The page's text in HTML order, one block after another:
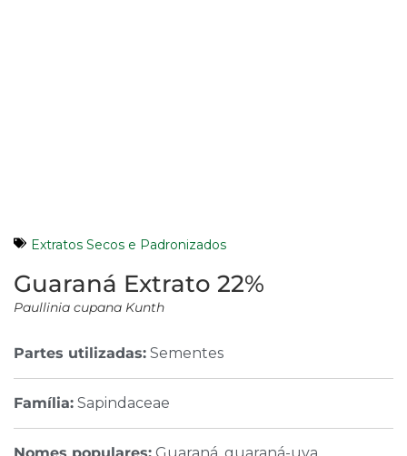
Extratos Secos e Padronizados
Guaraná Extrato 22%
Paullinia cupana Kunth
Partes utilizadas: Sementes
Família: Sapindaceae